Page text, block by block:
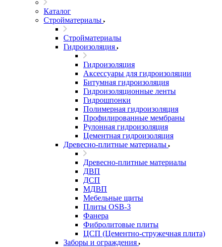
Каталог
Стройматериалы
Стройматериалы
Гидроизоляция
Гидроизоляция
Аксессуары для гидроизоляции
Битумная гидроизоляция
Гидроизоляционные ленты
Гидрошпонки
Полимерная гидроизоляция
Профилированные мембраны
Рулонная гидроизоляция
Цементная гидроизоляция
Древесно-плитные материалы
Древесно-плитные материалы
ДВП
ДСП
МДВП
Мебельные щиты
Плиты OSB-3
Фанера
Фибролитовые плиты
ЦСП (Цементно-стружечная плита)
Заборы и ограждения